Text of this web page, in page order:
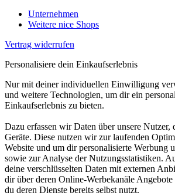
Unternehmen
Weitere nice Shops
Vertrag widerrufen
Personalisiere dein Einkaufserlebnis
Nur mit deiner individuellen Einwilligung
und weitere Technologien, um dir ein
Einkaufserlebnis zu bieten.
Dazu erfassen wir Daten über unsere Nutzer,
Geräte. Diese nutzen wir zur laufenden
Website und um dir personalisierte Werbung
sowie zur Analyse der Nutzungsstatistiken.
deine verschlüsselten Daten mit externen
dir über deren Online-Werbekanäle
du deren Dienste bereits selbst nutzt.